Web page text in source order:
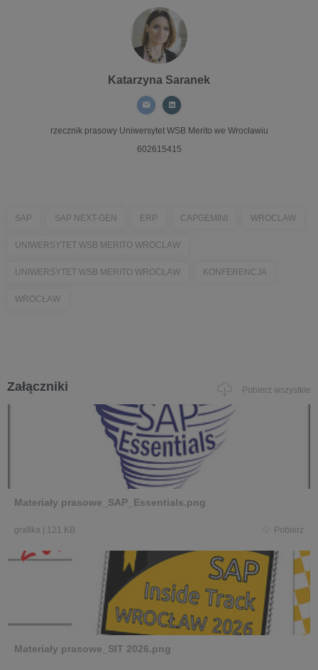
Katarzyna Saranek
rzecznik prasowyUniwersytet WSB Merito we Wrocławiu
602615415
SAP SAP NEXT-GEN ERP CAPGEMINI WROCLAW
UNIWERSYTET WSB MERITO WROCLAW
UNIWERSYTET WSB MERITO WROCŁAW KONFERENCJA
WROCŁAW
Załączniki Pobierz wszystkie
Materiały prasowe_SAP_Essentials.png
grafika 121 KB Pobierz
Materiały prasowe_SIT 2026.png